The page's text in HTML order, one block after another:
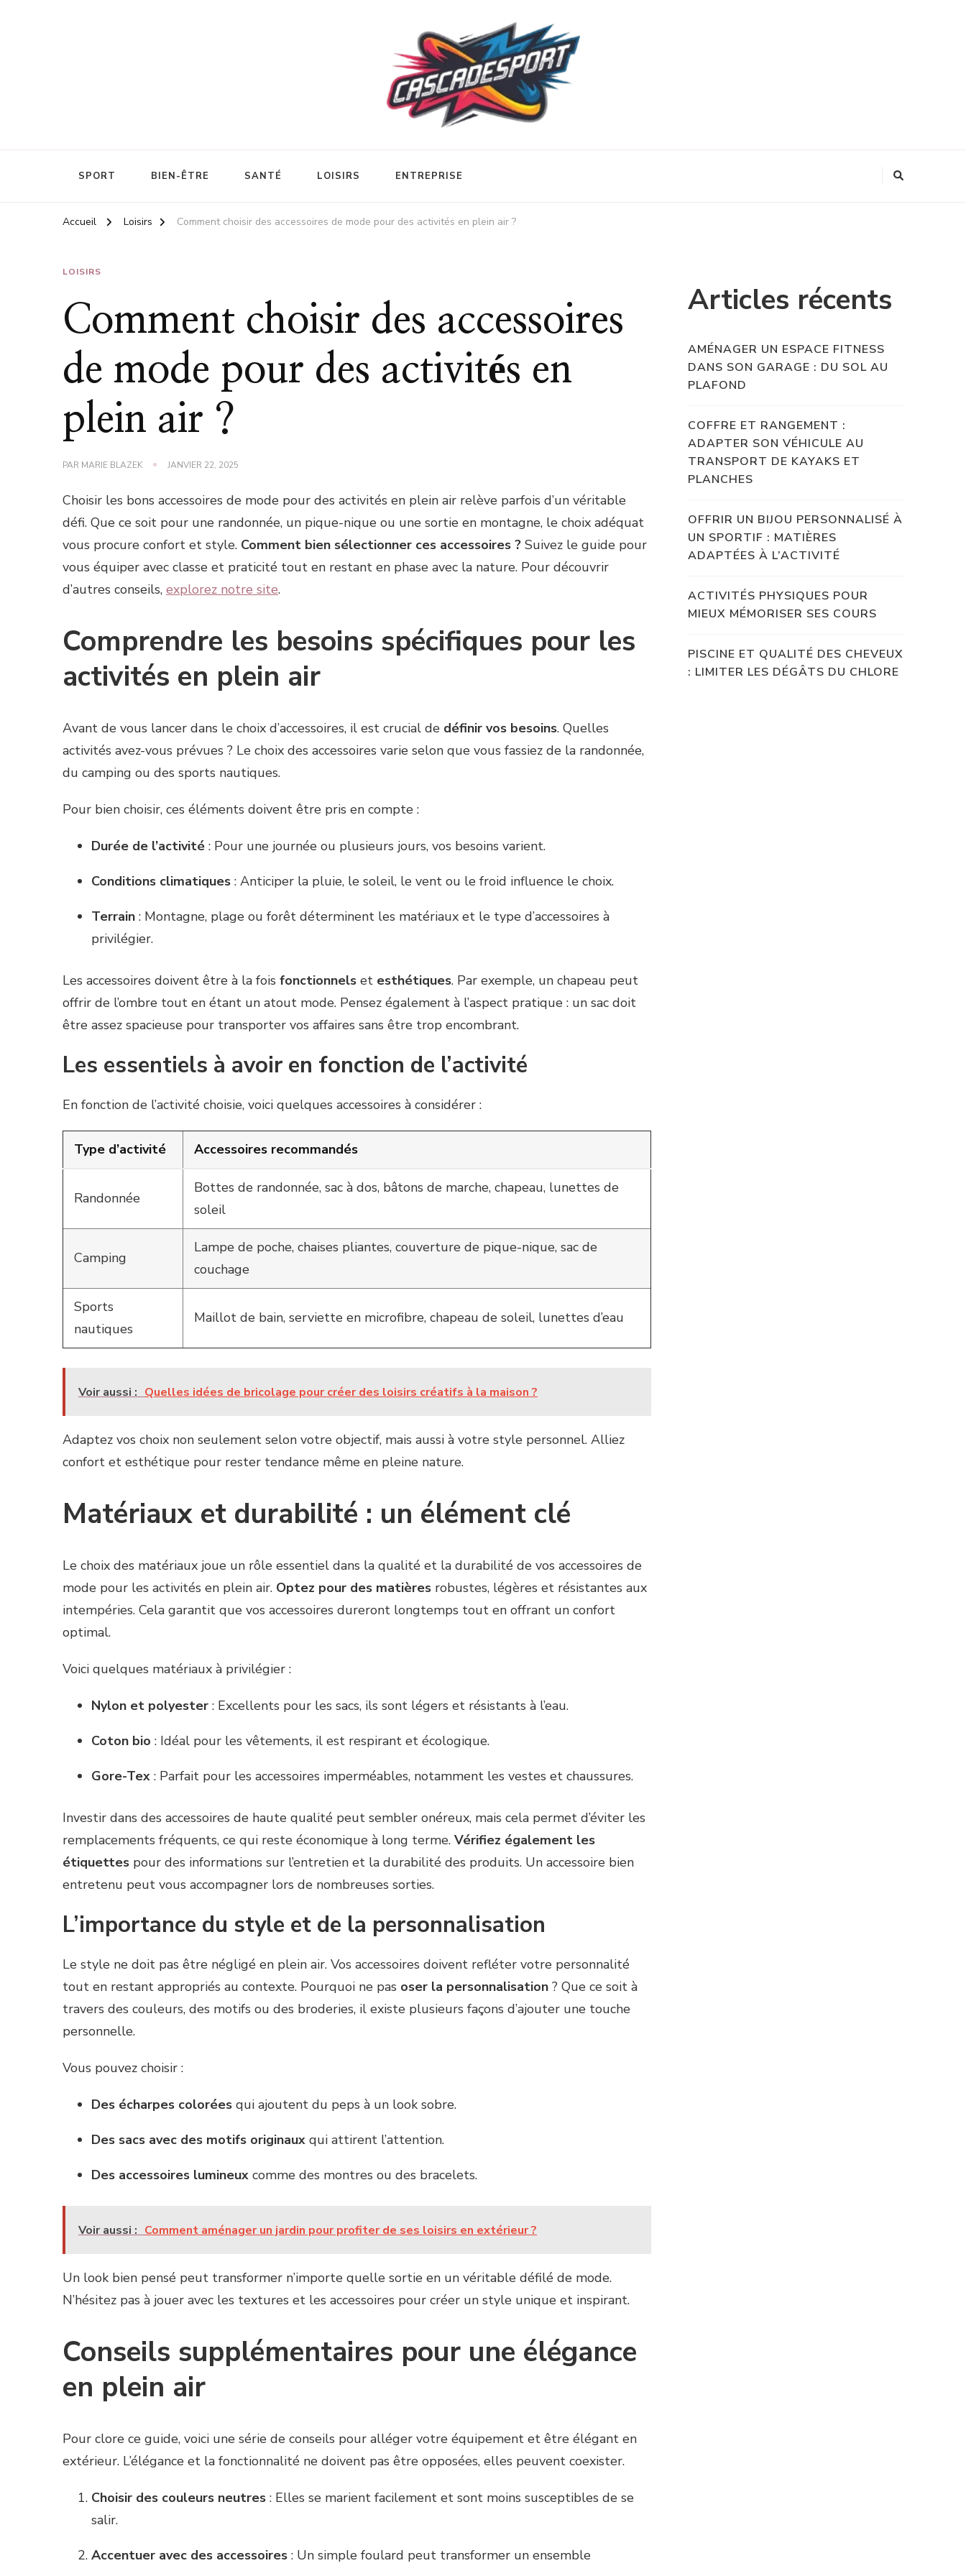
SPORT BIEN-ÊTRE SANTÉ LOISIRS ENTREPRISE
Accueil Loisirs Comment choisir des accessoires de mode pour des activités en plein air ?
LOISIRS
Comment choisir des accessoires
de mode pour des activités en
plein air ?
PAR MARIE BLAZEK JANVIER 22, 2025
Choisir les bons accessoires de mode pour des activités en plein air relève parfois d’un véritable
défi. Que ce soit pour une randonnée, un pique-nique ou une sortie en montagne, le choix adéquat
vous procure confort et style. Comment bien sélectionner ces accessoires ? Suivez le guide pour
vous équiper avec classe et praticité tout en restant en phase avec la nature. Pour découvrir
d’autres conseils, explorez notre site.
Comprendre les besoins spécifiques pour les
activités en plein air
Avant de vous lancer dans le choix d’accessoires, il est crucial de définir vos besoins. Quelles
activités avez-vous prévues ? Le choix des accessoires varie selon que vous fassiez de la randonnée,
du camping ou des sports nautiques.
Pour bien choisir, ces éléments doivent être pris en compte :
Durée de l’activité : Pour une journée ou plusieurs jours, vos besoins varient.
Conditions climatiques : Anticiper la pluie, le soleil, le vent ou le froid influence le choix.
Terrain : Montagne, plage ou forêt déterminent les matériaux et le type d’accessoires à
privilégier.
Les accessoires doivent être à la fois fonctionnels et esthétiques. Par exemple, un chapeau peut
offrir de l’ombre tout en étant un atout mode. Pensez également à l’aspect pratique : un sac doit
être assez spacieuse pour transporter vos affaires sans être trop encombrant.
Les essentiels à avoir en fonction de l’activité
En fonction de l’activité choisie, voici quelques accessoires à considérer :
Type d’activité Accessoires recommandés
Randonnée
Bottes de randonnée, sac à dos, bâtons de marche, chapeau, lunettes de
soleil
Camping
Lampe de poche, chaises pliantes, couverture de pique-nique, sac de
couchage
Sports
nautiques
Maillot de bain, serviette en microfibre, chapeau de soleil, lunettes d’eau
Voir aussi : Quelles idées de bricolage pour créer des loisirs créatifs à la maison ?
Adaptez vos choix non seulement selon votre objectif, mais aussi à votre style personnel. Alliez
confort et esthétique pour rester tendance même en pleine nature.
Matériaux et durabilité : un élément clé
Le choix des matériaux joue un rôle essentiel dans la qualité et la durabilité de vos accessoires de
mode pour les activités en plein air. Optez pour des matières robustes, légères et résistantes aux
intempéries. Cela garantit que vos accessoires dureront longtemps tout en offrant un confort
optimal.
Voici quelques matériaux à privilégier :
Nylon et polyester : Excellents pour les sacs, ils sont légers et résistants à l’eau.
Coton bio : Idéal pour les vêtements, il est respirant et écologique.
Gore-Tex : Parfait pour les accessoires imperméables, notamment les vestes et chaussures.
Investir dans des accessoires de haute qualité peut sembler onéreux, mais cela permet d’éviter les
remplacements fréquents, ce qui reste économique à long terme. Vérifiez également les
étiquettes pour des informations sur l’entretien et la durabilité des produits. Un accessoire bien
entretenu peut vous accompagner lors de nombreuses sorties.
L’importance du style et de la personnalisation
Le style ne doit pas être négligé en plein air. Vos accessoires doivent refléter votre personnalité
tout en restant appropriés au contexte. Pourquoi ne pas oser la personnalisation ? Que ce soit à
travers des couleurs, des motifs ou des broderies, il existe plusieurs façons d’ajouter une touche
personnelle.
Vous pouvez choisir :
Des écharpes colorées qui ajoutent du peps à un look sobre.
Des sacs avec des motifs originaux qui attirent l’attention.
Des accessoires lumineux comme des montres ou des bracelets.
Voir aussi : Comment aménager un jardin pour profiter de ses loisirs en extérieur ?
Un look bien pensé peut transformer n’importe quelle sortie en un véritable défilé de mode.
N’hésitez pas à jouer avec les textures et les accessoires pour créer un style unique et inspirant.
Conseils supplémentaires pour une élégance
en plein air
Pour clore ce guide, voici une série de conseils pour alléger votre équipement et être élégant en
extérieur. L’élégance et la fonctionnalité ne doivent pas être opposées, elles peuvent coexister.
Choisir des couleurs neutres : Elles se marient facilement et sont moins susceptibles de se
salir.
Accentuer avec des accessoires : Un simple foulard peut transformer un ensemble
Articles récents
AMÉNAGER UN ESPACE FITNESS
DANS SON GARAGE : DU SOL AU
PLAFOND
COFFRE ET RANGEMENT :
ADAPTER SON VÉHICULE AU
TRANSPORT DE KAYAKS ET
PLANCHES
OFFRIR UN BIJOU PERSONNALISÉ À
UN SPORTIF : MATIÈRES
ADAPTÉES À L’ACTIVITÉ
ACTIVITÉS PHYSIQUES POUR
MIEUX MÉMORISER SES COURS
PISCINE ET QUALITÉ DES CHEVEUX
: LIMITER LES DÉGÂTS DU CHLORE